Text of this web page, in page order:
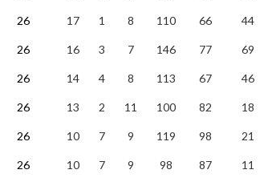
26 17 1 8 110 66 44
26 16 3 7 146 77 69
26 14 4 8 113 67 46
26 13 2 11 100 82 18
26 10 7 9 119 98 21
26 10 7 9 98 87 11